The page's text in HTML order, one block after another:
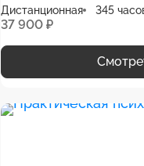
Дистанционная 345
37 900 ₽